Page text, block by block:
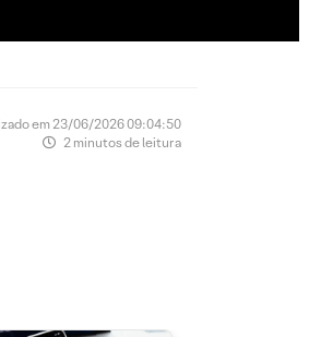
em 23/06/2026 09:04:50
2 minutos de leitura